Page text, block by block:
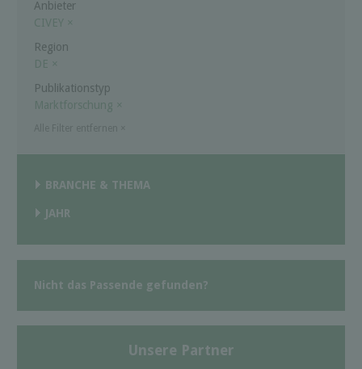
Anbieter
CIVEY
×
Region
DE ×
Publikationstyp
Marktforschung ×
BRANCHE & THEMA
JAHR
Nicht das Passende gefunden?
Unsere Partner